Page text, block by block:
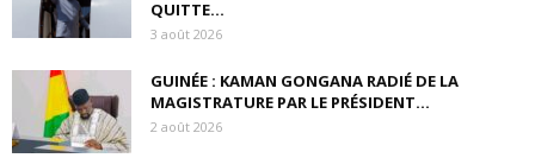
QUITTE...
3 août 2026
GUINÉE : KAMAN GONGANA RADIÉ DE LA
MAGISTRATURE PAR LE PRÉSIDENT...
2 août 2026